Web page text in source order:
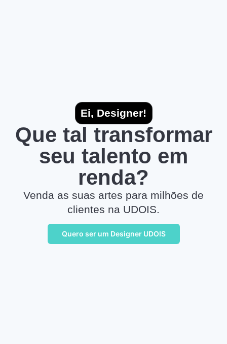
Ei, Designer!
Que tal transformar
seu talento em
renda?
Venda as suas artes para milhões de
clientes na UDOIS.
Quero ser um Designer UDOIS